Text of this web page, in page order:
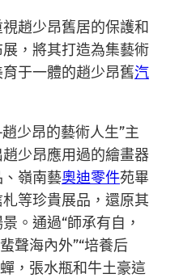
趙少昂舊居的保護和
，將其打造為集藝術
于一體的趙少昂舊汽
少昂的藝術人生”主
趙少昂應用過的繪畫器
嶺南藝奧迪零件苑畢
等珍貴展品，還原其
。通過“師承有自，
聲海內外”“培養后
，張水瓶和牛土豪這